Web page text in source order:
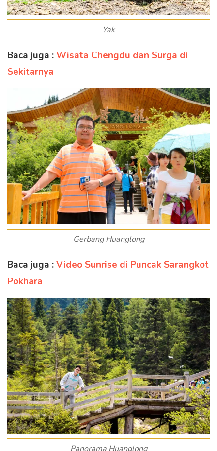
Yak
Baca juga : Wisata Chengdu dan Surga di
Sekitarnya
Gerbang Huanglong
Baca juga :Video Sunrise di Puncak Sarangkot
Pokhara
Panorama Huanglong